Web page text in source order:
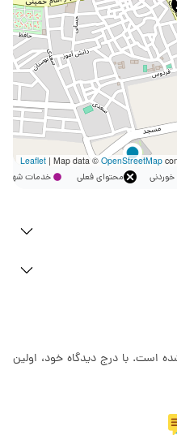
| Map data © OpenStreetMap
خوردنی محتوای فعلی خدمات
است. با درج دیدگاه خود، اولین